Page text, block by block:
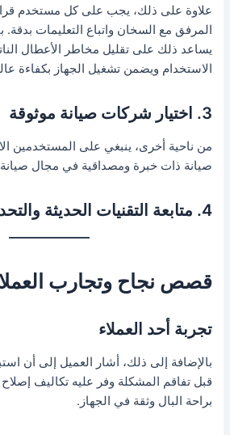
علاوة على ذلك، يجب على كل مستخدم
المرفق مع السخان واتباع التعليمات بدقة.
يساعد ذلك على تقليل مخاطر الأعطال
الاستخدام ويضمن تشغيل الجهاز بكفاءة
3. اختيار شركات صيانة موثوقة
من ناحية أخرى، ينبغي على المستخدمين
صيانة ذات خبرة ومصداقية في مجال
4. متابعة التقنيات الحديثة والتحديثات
قصص نجاح وتجارب
تجربة أحد العملاء
بالإضافة إلى ذلك، أشار العميل إلى أن
قبل تفاقم المشكلة وفر عليه تكاليف
براحة البال وثقة في الجهاز.